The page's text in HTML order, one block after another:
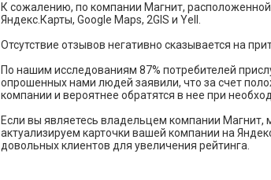
К сожалению, по компании Магнит,
Яндекс.Карты, Google Maps, 2GIS и Yell.
Отсутствие отзывов негативно сказывается на
По нашим исследованиям 87% потребителей
опрошенных нами людей заявили, что за счет
компании и вероятнее обратятся в нее при
Если вы являетесь владельцем компании
актуализируем карточки вашей компании на
довольных клиентов для увеличения рейтинга.